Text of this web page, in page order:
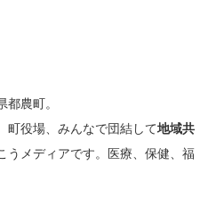
農町。
町役場、みんなで団結して地域共
メディアです。 医療、保健、福